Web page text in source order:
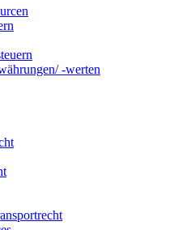
-werten